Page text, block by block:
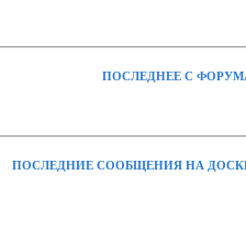
ПОСЛЕДНЕЕ С
ПОСЛЕДНИЕ СООБЩЕНИЯ НА